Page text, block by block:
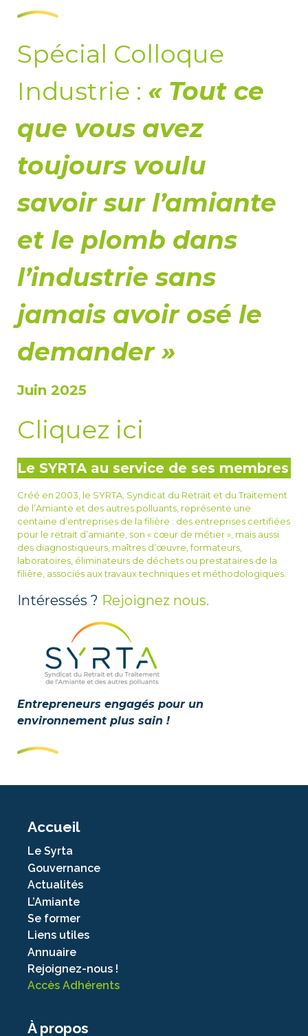
Spécial Colloque
Industrie : « Tout ce
que vous avez
toujours voulu
savoir sur l’amiante
et le plomb dans
l’industrie sans
jamais avoir osé le
demander »
Juin 2025
Cliquez ici
Le SYRTA au service de ses membres
Créé en 2003, le SYRTA, Syndicat du Retrait et du Traitement
de l’Amiante et des autres polluants, représente une
centaine d’entreprises de la filière : des entreprises certifiées
pour le retrait d’amiante, son « cœur de métier », mais aussi
des diagnostiqueurs, maîtres d’œuvre, formateurs,
laboratoires, éliminateurs de déchets ou prestataires de la
filière, associés aux travaux techniques et méthodologiques.
Intéressés ? Rejoignez nous.
Entrepreneurs engagés pour un
environnement plus sain !
Accueil
Le Syrta
Gouvernance
Actualités
L’Amiante
Se former
Liens utiles
Annuaire
Rejoignez-nous !
Accès Adhérents
À propos